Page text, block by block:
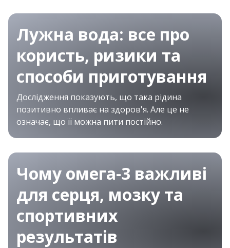
Лужна вода: все про
користь, ризики та
способи приготування
Дослідження показують, що така рідина
позитивно впливає на здоров'я. Але це не
означає, що її можна пити постійно.
Чому омега-3 важливі
для серця, мозку та
спортивних
результатів